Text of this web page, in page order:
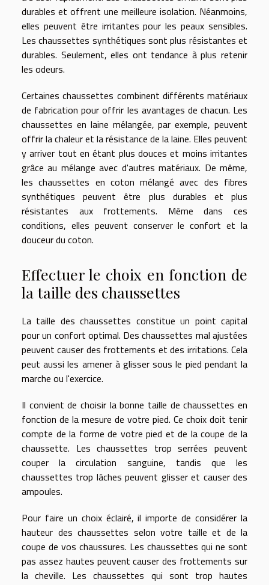
durables et offrent une meilleure isolation. Néanmoins,
elles peuvent être irritantes pour les peaux sensibles.
Les chaussettes synthétiques sont plus résistantes et
durables. Seulement, elles ont tendance à plus retenir
les odeurs.
Certaines chaussettes combinent différents matériaux
de fabrication pour offrir les avantages de chacun. Les
chaussettes en laine mélangée, par exemple, peuvent
offrir la chaleur et la résistance de la laine. Elles peuvent
y arriver tout en étant plus douces et moins irritantes
grâce au mélange avec d'autres matériaux. De même,
les chaussettes en coton mélangé avec des fibres
synthétiques peuvent être plus durables et plus
résistantes aux frottements. Même dans ces
conditions, elles peuvent conserver le confort et la
douceur du coton.
Effectuer le choix en fonction de
la taille des chaussettes
La taille des chaussettes constitue un point capital
pour un confort optimal. Des chaussettes mal ajustées
peuvent causer des frottements et des irritations. Cela
peut aussi les amener à glisser sous le pied pendant la
marche ou l'exercice.
Il convient de choisir la bonne taille de chaussettes en
fonction de la mesure de votre pied. Ce choix doit tenir
compte de la forme de votre pied et de la coupe de la
chaussette. Les chaussettes trop serrées peuvent
couper la circulation sanguine, tandis que les
chaussettes trop lâches peuvent glisser et causer des
ampoules.
Pour faire un choix éclairé, il importe de considérer la
hauteur des chaussettes selon votre taille et de la
coupe de vos chaussures. Les chaussettes qui ne sont
pas assez hautes peuvent causer des frottements sur
la cheville. Les chaussettes qui sont trop hautes